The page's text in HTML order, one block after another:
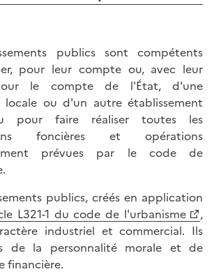
publics sont compétents
pour leur compte ou, avec leur
le compte de l'État, d'une
locale ou d'un autre établissement
pour faire réaliser toutes les
foncières et opérations
prévues par le code de
publics, créés en application
L321-1 du code de l'urbanisme
,
industriel et commercial. Ils
de la personnalité morale et de
financière.